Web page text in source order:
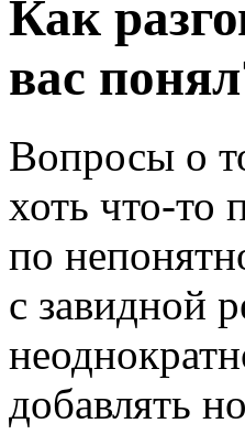
Как
вас
Вопросы о
хоть что-то
по
с завидной
добавлять